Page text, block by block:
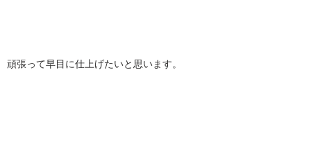
頑張って早目に仕上げたいと思います。